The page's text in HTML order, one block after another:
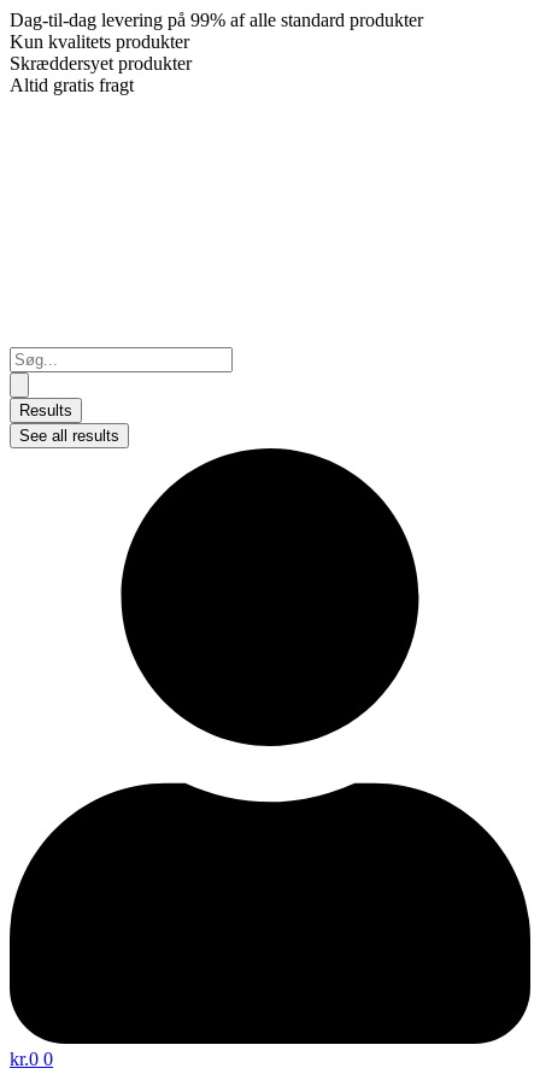
Dag-til-dag levering på 99% af alle standard produkter
Kun kvalitets produkter
Skræddersyet produkter
Altid gratis fragt
Search
...
Results
See all results
kr.0 0